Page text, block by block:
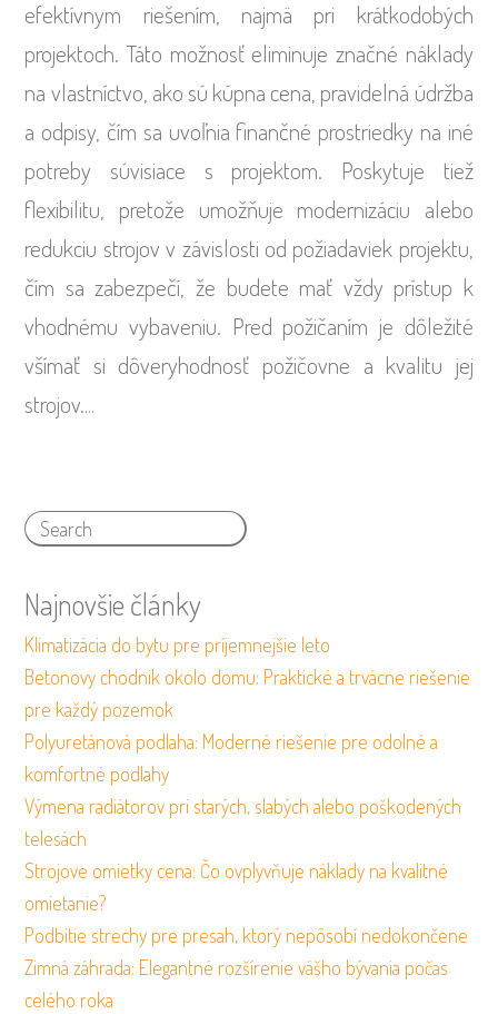
efektívnym riešením, najmä pri krátkodobých
projektoch. Táto možnosť eliminuje značné náklady
na vlastníctvo, ako sú kúpna cena, pravidelná údržba
a odpisy, čím sa uvoľnia finančné prostriedky na iné
potreby súvisiace s projektom. Poskytuje tiež
flexibilitu, pretože umožňuje modernizáciu alebo
redukciu strojov v závislosti od požiadaviek projektu,
čím sa zabezpečí, že budete mať vždy prístup k
vhodnému vybaveniu. Pred požičaním je dôležité
všímať si dôveryhodnosť požičovne a kvalitu jej
strojov.…
Najnovšie články
Klimatizácia do bytu pre príjemnejšie leto
Betonovy chodnik okolo domu: Praktické a trvácne riešenie
pre každý pozemok
Polyuretánová podlaha: Moderné riešenie pre odolné a
komfortné podlahy
Výmena radiátorov pri starých, slabých alebo poškodených
telesách
Strojove omietky cena: Čo ovplyvňuje náklady na kvalitné
omietanie?
Podbitie strechy pre presah, ktorý nepôsobí nedokončene
Zimná záhrada: Elegantné rozšírenie vášho bývania počas
celého roka